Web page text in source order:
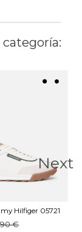
Hilfiger 05721
€
Next